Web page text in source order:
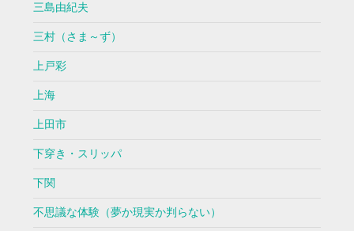
三島由紀夫
三村（さま～ず）
上戸彩
上海
上田市
下穿き・スリッパ
下関
不思議な体験（夢か現実か判らない）